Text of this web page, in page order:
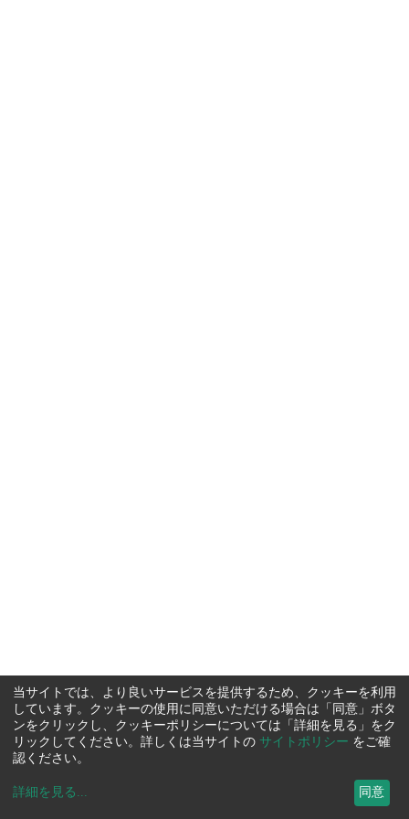
当サイトでは、より良いサービスを提供するため、クッキーを利用
しています。クッキーの使用に同意いただける場合は「同意」ボタ
ンをクリックし、クッキーポリシーについては「詳細を見る」をク
リックしてください。詳しくは当サイトの サイトポリシー をご確
認ください。
詳細を見る ... 同意